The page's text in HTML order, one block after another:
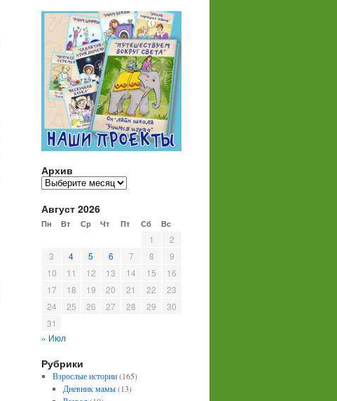
Архив
Архив
Август 2026
Пн Вт Ср Чт Пт Сб Вс
1
2
3
4 5 6 7 8
9
10
11 12 13 14 15
16
17
18 19 20 21 22
23
24
25 26 27 28 29
30
31
« Июл
Рубрики
Взрослые истории(165)
Дневник мамы(13)